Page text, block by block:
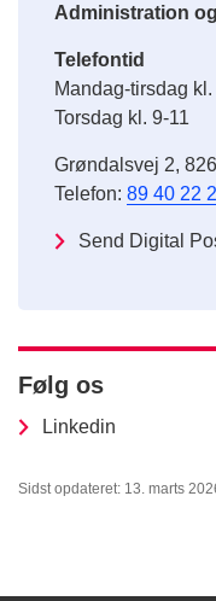
Administration
Telefontid
Mandag-tirsdag kl.
Torsdag kl. 9-11
Grøndalsvej 2,
Telefon: 89 40 22
Send Digital
Følg os
Linkedin
Sidst opdateret: 13. marts